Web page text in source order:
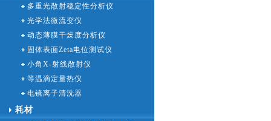
多重光散射稳定性分析仪
光学法微流变仪
动态薄膜干燥度分析仪
固体表面Zeta电位测试仪
小角X-射线散射仪
等温滴定量热仪
电镜离子清洗器
耗材